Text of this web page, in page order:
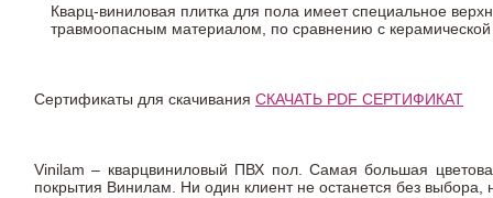
Кварц-виниловая плитка для пола имеет специальное
травмоопасным материалом, по сравнению с
Сертификаты для скачивания СКАЧАТЬ PDF СЕРТИФИКАТ
Vinilam – кварцвиниловый ПВХ пол. Самая большая
покрытия Винилам. Ни один клиент не останется без